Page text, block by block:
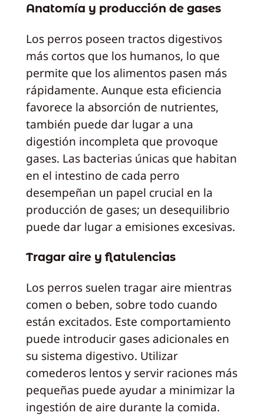
Anatomía y producción de gases
Los perros poseen tractos digestivos
más cortos que los humanos, lo que
permite que los alimentos pasen más
rápidamente. Aunque esta eficiencia
favorece la absorción de nutrientes,
también puede dar lugar a una
digestión incompleta que provoque
gases. Las bacterias únicas que habitan
en el intestino de cada perro
desempeñan un papel crucial en la
producción de gases; un desequilibrio
puede dar lugar a emisiones excesivas.
Tragar aire y flatulencias
Los perros suelen tragar aire mientras
comen o beben, sobre todo cuando
están excitados. Este comportamiento
puede introducir gases adicionales en
su sistema digestivo. Utilizar
comederos lentos y servir raciones más
pequeñas puede ayudar a minimizar la
ingestión de aire durante la comida.